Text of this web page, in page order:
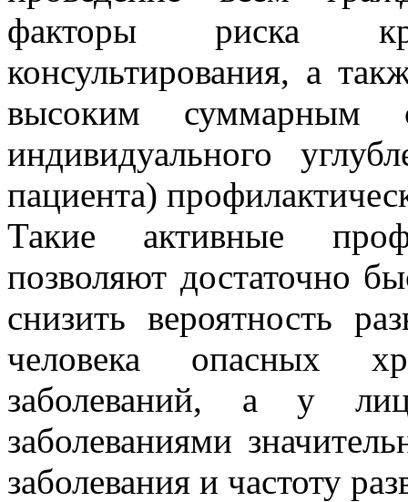
факторы риска
консультирования, а
высоким суммарным
индивидуального
пациента)
Такие активные
позволяют достаточно
снизить вероятность
человека опасных
заболеваний, а у
заболеваниями
заболевания и частоту